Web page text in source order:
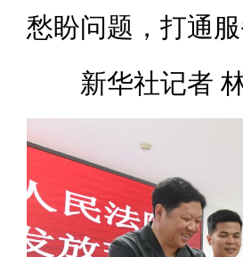
愁盼问题，打通
新华社记者 林